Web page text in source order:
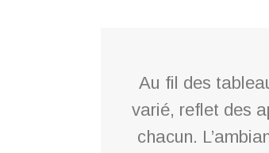
Au fil des
varié, reflet des
chacun.